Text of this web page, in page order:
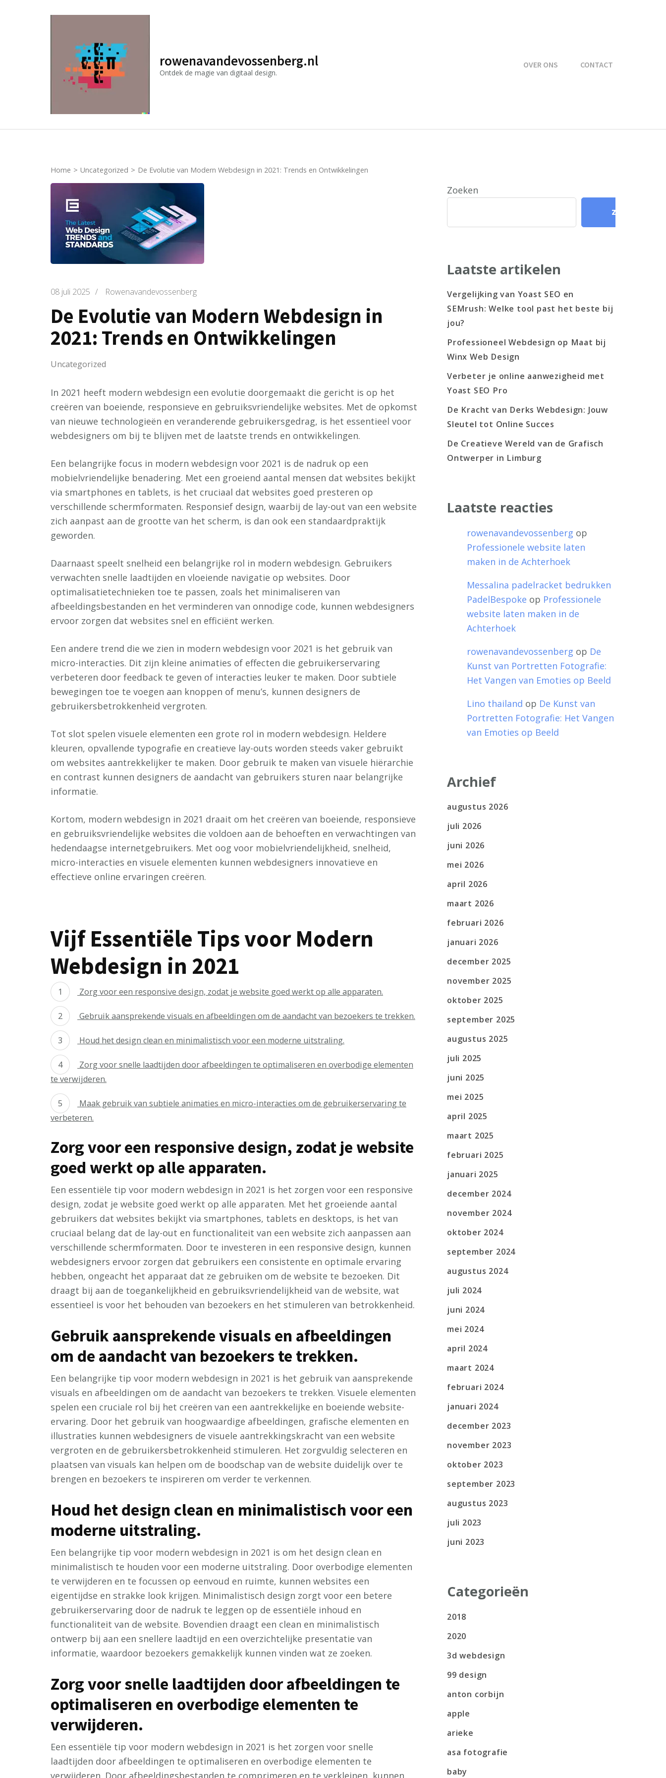
rowenavandevossenberg.nl
Ontdek de magie van digitaal design.
OVER ONS CONTACT
Home > Uncategorized > De Evolutie van Modern Webdesign in 2021: Trends en Ontwikkelingen
08 juli 2025 / Rowenavandevossenberg
De Evolutie van Modern Webdesign in
2021: Trends en Ontwikkelingen
Uncategorized
In 2021 heeft modern webdesign een evolutie doorgemaakt die gericht is op het
creëren van boeiende, responsieve en gebruiksvriendelijke websites. Met de opkomst
van nieuwe technologieën en veranderende gebruikersgedrag, is het essentieel voor
webdesigners om bij te blijven met de laatste trends en ontwikkelingen.
Een belangrijke focus in modern webdesign voor 2021 is de nadruk op een
mobielvriendelijke benadering. Met een groeiend aantal mensen dat websites bekijkt
via smartphones en tablets, is het cruciaal dat websites goed presteren op
verschillende schermformaten. Responsief design, waarbij de lay-out van een website
zich aanpast aan de grootte van het scherm, is dan ook een standaardpraktijk
geworden.
Daarnaast speelt snelheid een belangrijke rol in modern webdesign. Gebruikers
verwachten snelle laadtijden en vloeiende navigatie op websites. Door
optimalisatietechnieken toe te passen, zoals het minimaliseren van
afbeeldingsbestanden en het verminderen van onnodige code, kunnen webdesigners
ervoor zorgen dat websites snel en efficiënt werken.
Een andere trend die we zien in modern webdesign voor 2021 is het gebruik van
micro-interacties. Dit zijn kleine animaties of effecten die gebruikerservaring
verbeteren door feedback te geven of interacties leuker te maken. Door subtiele
bewegingen toe te voegen aan knoppen of menu’s, kunnen designers de
gebruikersbetrokkenheid vergroten.
Tot slot spelen visuele elementen een grote rol in modern webdesign. Heldere
kleuren, opvallende typografie en creatieve lay-outs worden steeds vaker gebruikt
om websites aantrekkelijker te maken. Door gebruik te maken van visuele hiërarchie
en contrast kunnen designers de aandacht van gebruikers sturen naar belangrijke
informatie.
Kortom, modern webdesign in 2021 draait om het creëren van boeiende, responsieve
en gebruiksvriendelijke websites die voldoen aan de behoeften en verwachtingen van
hedendaagse internetgebruikers. Met oog voor mobielvriendelijkheid, snelheid,
micro-interacties en visuele elementen kunnen webdesigners innovatieve en
effectieve online ervaringen creëren.
Vijf Essentiële Tips voor Modern
Webdesign in 2021
Zorg voor een responsive design, zodat je website goed werkt op alle apparaten.
Gebruik aansprekende visuals en afbeeldingen om de aandacht van bezoekers te trekken.
Houd het design clean en minimalistisch voor een moderne uitstraling.
Zorg voor snelle laadtijden door afbeeldingen te optimaliseren en overbodige elementen
te verwijderen.
Maak gebruik van subtiele animaties en micro-interacties om de gebruikerservaring te
verbeteren.
Zorg voor een responsive design, zodat je website
goed werkt op alle apparaten.
Een essentiële tip voor modern webdesign in 2021 is het zorgen voor een responsive
design, zodat je website goed werkt op alle apparaten. Met het groeiende aantal
gebruikers dat websites bekijkt via smartphones, tablets en desktops, is het van
cruciaal belang dat de lay-out en functionaliteit van een website zich aanpassen aan
verschillende schermformaten. Door te investeren in een responsive design, kunnen
webdesigners ervoor zorgen dat gebruikers een consistente en optimale ervaring
hebben, ongeacht het apparaat dat ze gebruiken om de website te bezoeken. Dit
draagt bij aan de toegankelijkheid en gebruiksvriendelijkheid van de website, wat
essentieel is voor het behouden van bezoekers en het stimuleren van betrokkenheid.
Gebruik aansprekende visuals en afbeeldingen
om de aandacht van bezoekers te trekken.
Een belangrijke tip voor modern webdesign in 2021 is het gebruik van aansprekende
visuals en afbeeldingen om de aandacht van bezoekers te trekken. Visuele elementen
spelen een cruciale rol bij het creëren van een aantrekkelijke en boeiende website-
ervaring. Door het gebruik van hoogwaardige afbeeldingen, grafische elementen en
illustraties kunnen webdesigners de visuele aantrekkingskracht van een website
vergroten en de gebruikersbetrokkenheid stimuleren. Het zorgvuldig selecteren en
plaatsen van visuals kan helpen om de boodschap van de website duidelijk over te
brengen en bezoekers te inspireren om verder te verkennen.
Houd het design clean en minimalistisch voor een
moderne uitstraling.
Een belangrijke tip voor modern webdesign in 2021 is om het design clean en
minimalistisch te houden voor een moderne uitstraling. Door overbodige elementen
te verwijderen en te focussen op eenvoud en ruimte, kunnen websites een
eigentijdse en strakke look krijgen. Minimalistisch design zorgt voor een betere
gebruikerservaring door de nadruk te leggen op de essentiële inhoud en
functionaliteit van de website. Bovendien draagt een clean en minimalistisch
ontwerp bij aan een snellere laadtijd en een overzichtelijke presentatie van
informatie, waardoor bezoekers gemakkelijk kunnen vinden wat ze zoeken.
Zorg voor snelle laadtijden door afbeeldingen te
optimaliseren en overbodige elementen te
verwijderen.
Een essentiële tip voor modern webdesign in 2021 is het zorgen voor snelle
laadtijden door afbeeldingen te optimaliseren en overbodige elementen te
Zoeken
Zoeken
Laatste artikelen
Vergelijking van Yoast SEO en
SEMrush: Welke tool past het beste bij
jou?
Professioneel Webdesign op Maat bij
Winx Web Design
Verbeter je online aanwezigheid met
Yoast SEO Pro
De Kracht van Derks Webdesign: Jouw
Sleutel tot Online Succes
De Creatieve Wereld van de Grafisch
Ontwerper in Limburg
Laatste reacties
rowenavandevossenberg op
Professionele website laten
maken in de Achterhoek
Messalina padelracket bedrukken
PadelBespoke op Professionele
website laten maken in de
Achterhoek
rowenavandevossenberg op De
Kunst van Portretten Fotografie:
Het Vangen van Emoties op Beeld
Lino thailand op De Kunst van
Portretten Fotografie: Het Vangen
van Emoties op Beeld
Archief
augustus 2026
juli 2026
juni 2026
mei 2026
april 2026
maart 2026
februari 2026
januari 2026
december 2025
november 2025
oktober 2025
september 2025
augustus 2025
juli 2025
juni 2025
mei 2025
april 2025
maart 2025
februari 2025
januari 2025
december 2024
november 2024
oktober 2024
september 2024
augustus 2024
juli 2024
juni 2024
mei 2024
april 2024
maart 2024
februari 2024
januari 2024
december 2023
november 2023
oktober 2023
september 2023
augustus 2023
juli 2023
juni 2023
Categorieën
2018
2020
3d webdesign
99 design
anton corbijn
apple
arieke
asa fotografie
baby